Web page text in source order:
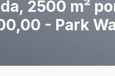
2500 m²
- Park